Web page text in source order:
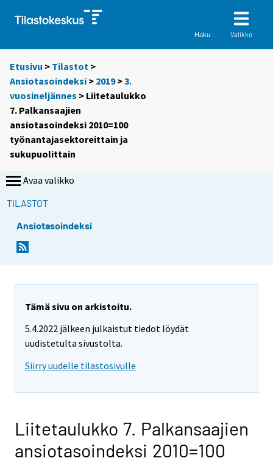
Haku Valikko
Etusivu > Tilastot >
Ansiotasoindeksi > 2019>3.
vuosineljännes > Liitetaulukko
7. Palkansaajien
ansiotasoindeksi 2010=100
työnantajasektoreittain ja
sukupuolittain
Avaa valikko
TILASTOT
Ansiotasoindeksi
Tämä sivu on arkistoitu.
5.4.2022 jälkeen julkaistut tiedot löydät
uudistetulta sivustolta.
Siirry uudelle tilastosivulle
Liitetaulukko 7. Palkansaajien
ansiotasoindeksi 2010=100